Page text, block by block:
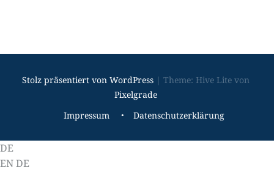
Stolz präsentiert von WordPress | Theme: Hive Lite von
Pixelgrade
Impressum Datenschutzerklärung
DE
ENDE